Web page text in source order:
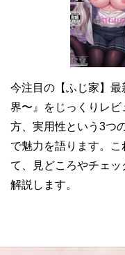
今注目の【ふじ家】
界〜』をじっくりレ
方、実用性という3つ
で魅力を語ります。
て、見どころやチェッ
解説します。